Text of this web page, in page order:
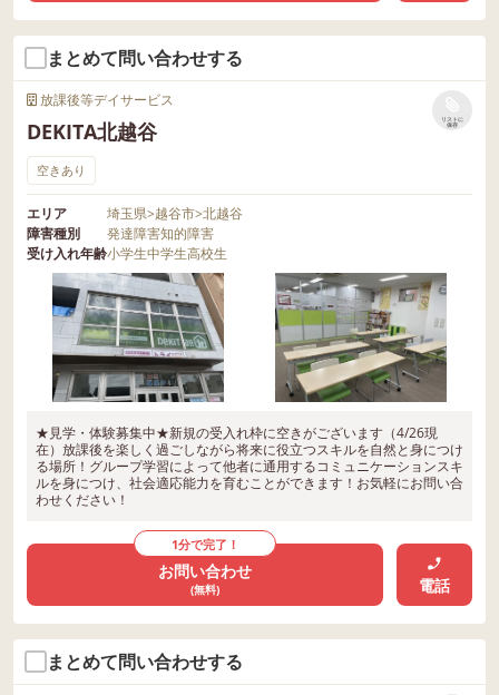
まとめて問い合わせする
放課後等デイサービス
DEKITA北越谷
リストに
保存
空きあり
エリア 埼玉県>越谷市>北越谷
障害種別
発達障害知的障害
受け入れ年齢小学生中学生高校生
★見学・体験募集中★新規の受入れ枠に空きがございます（4/26現
在）放課後を楽しく過ごしながら将来に役立つスキルを自然と身につけ
る場所！グループ学習によって他者に通用するコミュニケーションスキ
ルを身につけ、社会適応能力を育むことができます！お気軽にお問い合
わせください！
1分で完了！
お問い合わせ
(無料) 電話
まとめて問い合わせする